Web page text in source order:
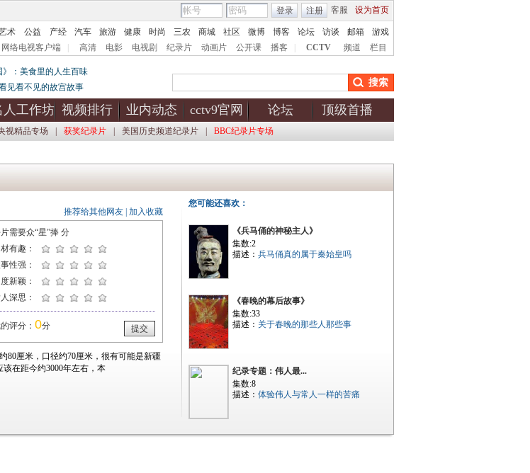
客服 设为首页
登录 注册
术 公益 产经 汽车 旅游 健康 时尚 三农 商城 社区 微博 博客 论坛 访谈 邮箱
游戏
网络电视客户端 高清 电影 电视剧 纪录片 动画片 公开课 播客 CCTV 频道 栏目
》：美食里的人生百味
见看不见的故宫故事
搜索
人工作坊 视频排行 业内动态 cctv9官网 论坛 顶级首播
视精品专场 获奖纪录片 美国历史频道纪录片 BBC纪录片专场
80厘米，口径约70厘米，很有可能是新疆
在距今约3000年左右，本
推荐给其他网友 加入收藏
需要众“星”捧 分
有趣：
性强：
新颖：
深思：
评分： 0分 提交
您可能还喜欢：
《兵马俑的神秘主人》
集数:2
描述： 兵马俑真的属于秦始皇吗
《春晚的幕后故事》
集数:33
描述： 关于春晚的那些人那些事
纪录专题：伟人最...
集数:8
描述： 体验伟人与常人一样的苦痛